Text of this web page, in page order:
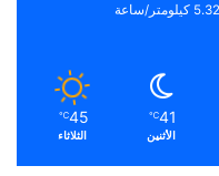
5.32 كيلومتر/ساعة
41
℃
الأثنين
45
℃
الثلاثاء